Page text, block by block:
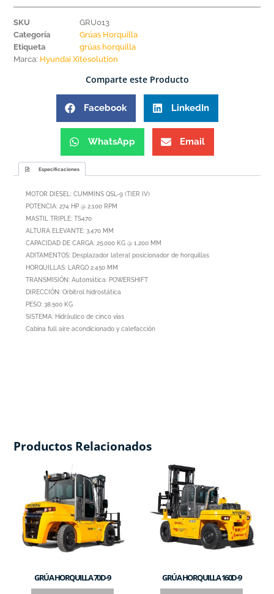
SKU
GRU013
Categoría
Grúas Horquilla
Etiqueta
grúas horquilla
Marca: Hyundai Xitesolution
Comparte este Producto
Facebook LinkedIn
WhatsApp Email
Especificaciones
MOTOR DIESEL: CUMMINS QSL-9 (TIER IV)
POTENCIA: 274 HP @ 2.100 RPM
MASTIL TRIPLE: TS470
ALTURA ELEVANTE: 3.470 MM
CAPACIDAD DE CARGA: 25.000 KG @ 1.200 MM
ADITAMENTOS: Desplazador lateral posicionador de horquillas
HORQUILLAS: LARGO 2.450 MM
TRANSMISIÓN: Automática: POWERSHIFT
DIRECCIÓN: Orbitrol hidrostática
PESO: 38.500 KG
SISTEMA: Hidráulico de cinco vías
Cabina full aire acondicionado y calefacción
Productos Relacionados
GRÚA HORQUILLA 70D-9 GRÚA HORQUILLA 160D-9